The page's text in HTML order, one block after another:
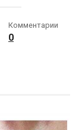
Комментарии
0